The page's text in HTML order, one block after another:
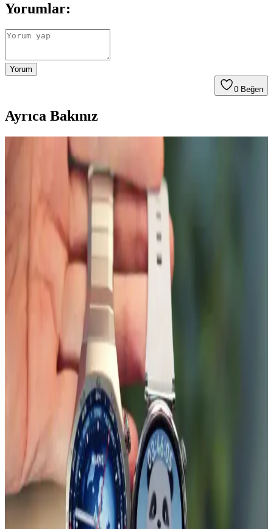
Yorumlar:
Yorum
0 Beğen
Ayrıca Bakınız
Samsung Galaxy Watch 6 için AktarMobile Silikon
Kayış İncelemesi ve Özellikleri
AktarMobile tarafından üretilen Samsung Galaxy Watch 6 için özel
silikon kayış, dayanıklı, estetik ve ayarlanabilir yapısıyla günlük ve
spor kullanıma uygun, çeşitli renk seçenekleri sunar.
Onkatech TD26 Akıllı Çocuk Takip Saati: Güvenlik
ve Teknolojinin En İyi Birleşimi
Onkatech TD26 çocuk takip saati, GPS ve diğer teknolojilerle
konum takibi, suya dayanıklılık ve iletişim özellikleriyle çocukların
güvenliğini sağlar, ebeveynlere iç huzuru sunar.
Huawei Watch Fit 2 için IPG ekran koruyucu
incelemesi ve kullanıcı deneyimleri
Huawei Watch Fit 2 akıllı saat için tasarlanmış IPG ekran koruyucu,
kullanım kolaylığı ve estetik avantajlar sunar. Ancak, uygulama
zorlukları ve dayanıklılık sınırlamaları göz önüne alınmalıdır.
Samsung Galaxy Watch İçin MobaxAksesuar Metal
Kordonlar: Şıklık ve Dayanıklılık Sunan Uyumlu
MobaxAksesuar metal kordonlar, Samsung Galaxy Watch serisiyle
uyumlu, dayanıklı ve şık tasarımıyla saatlerinize modern ve estetik
bir görünüm kazandırır, kullanım kolaylığı sağlar.
Huawei Watch GT Serisi ve Uyumlu Metal
Kordonlar: Özellikler ve Kullanıcı Yorumları